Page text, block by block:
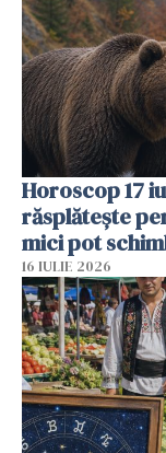
Horoscop 17
răsplătește
mici pot
16 IULIE 2026